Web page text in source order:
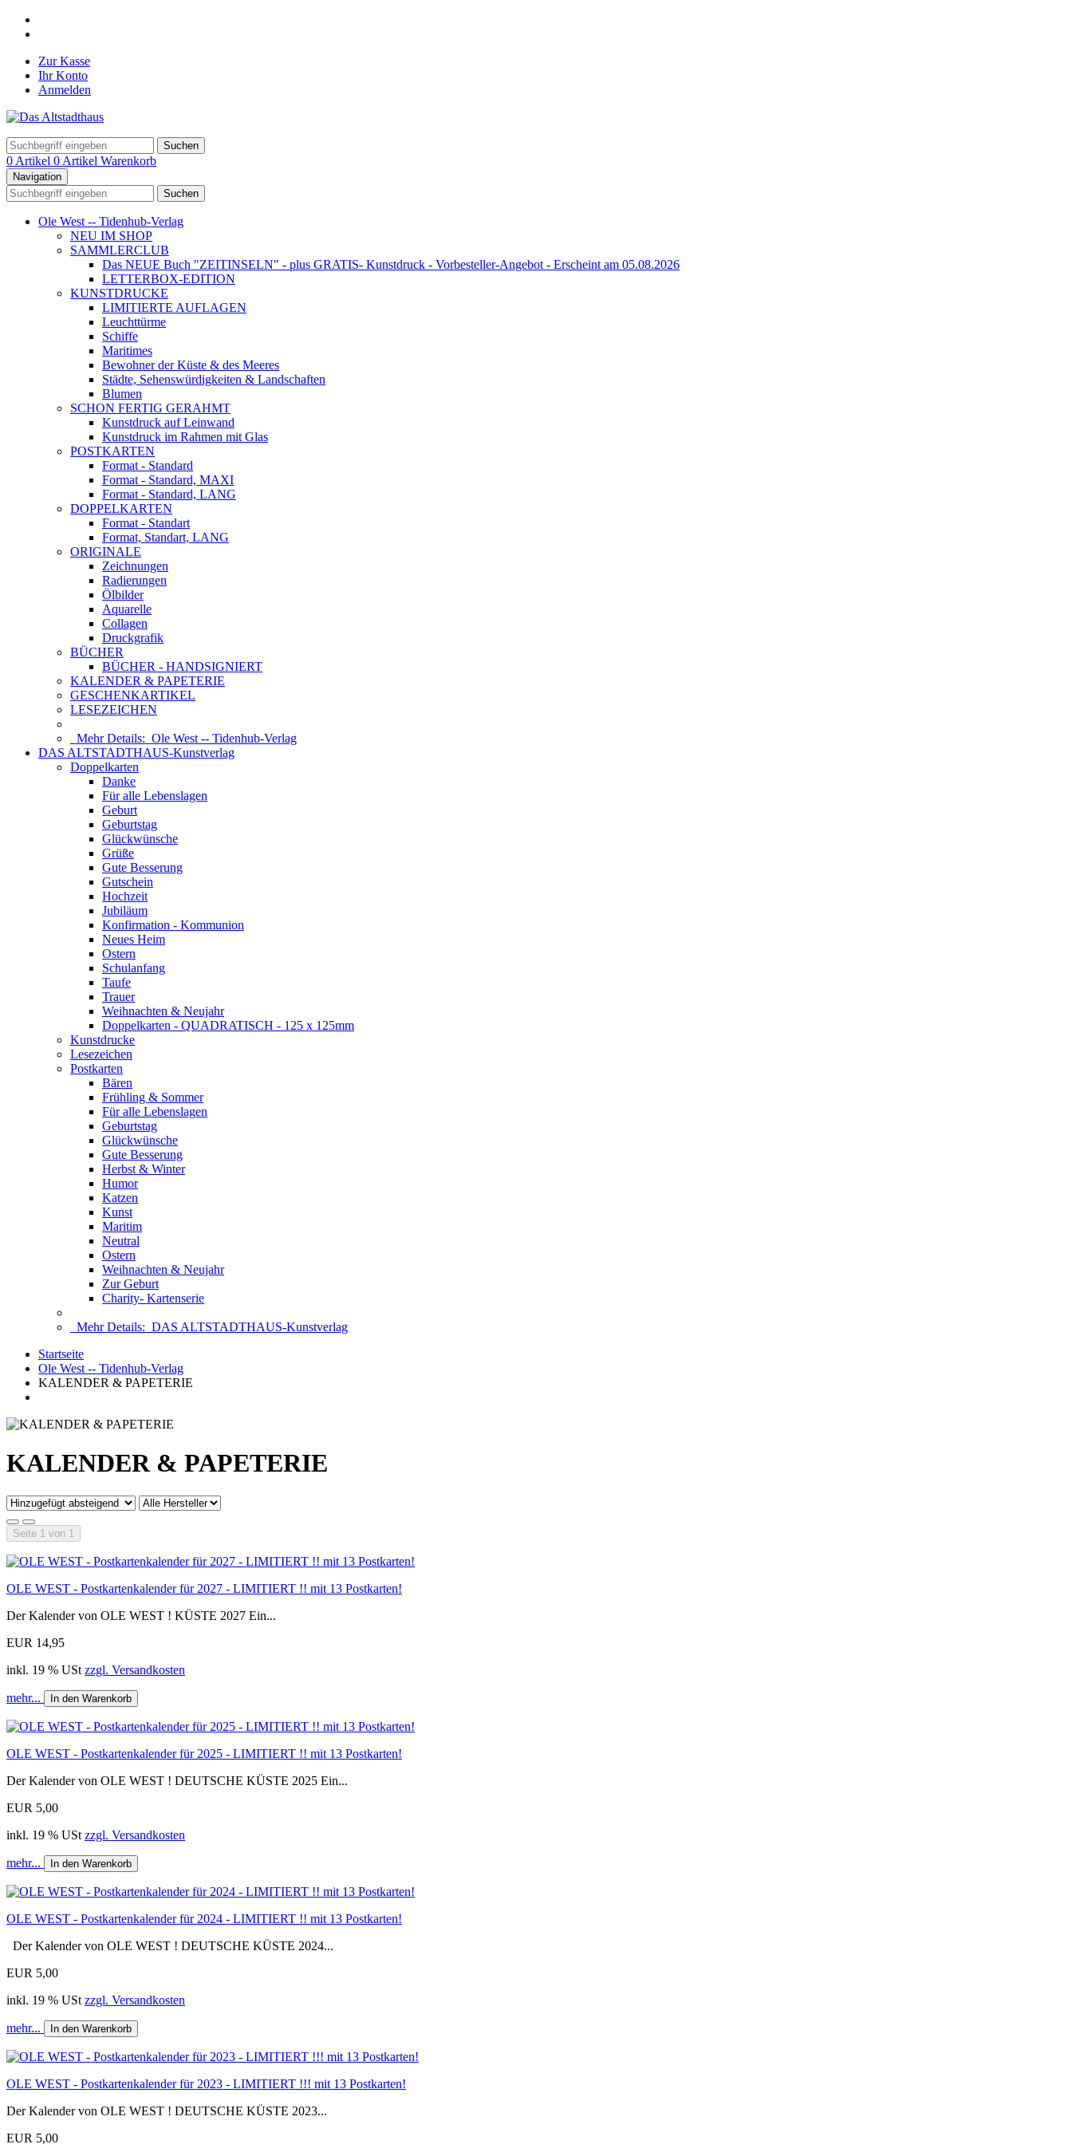
Zur Kasse
Ihr Konto
Anmelden
Suchen
0 Artikel 0 Artikel Warenkorb
Navigation
Suchen
Ole West -- Tidenhub-Verlag
NEU IM SHOP
SAMMLERCLUB
Das NEUE Buch "ZEITINSELN" - plus GRATIS- Kunstdruck - Vorbesteller-Angebot - Erscheint am 05.08.2026
LETTERBOX-EDITION
KUNSTDRUCKE
LIMITIERTE AUFLAGEN
Leuchttürme
Schiffe
Maritimes
Bewohner der Küste & des Meeres
Städte, Sehenswürdigkeiten & Landschaften
Blumen
SCHON FERTIG GERAHMT
Kunstdruck auf Leinwand
Kunstdruck im Rahmen mit Glas
POSTKARTEN
Format - Standard
Format - Standard, MAXI
Format - Standard, LANG
DOPPELKARTEN
Format - Standart
Format, Standart, LANG
ORIGINALE
Zeichnungen
Radierungen
Ölbilder
Aquarelle
Collagen
Druckgrafik
BÜCHER
BÜCHER - HANDSIGNIERT
KALENDER & PAPETERIE
GESCHENKARTIKEL
LESEZEICHEN
Mehr Details: Ole West -- Tidenhub-Verlag
DAS ALTSTADTHAUS-Kunstverlag
Doppelkarten
Danke
Für alle Lebenslagen
Geburt
Geburtstag
Glückwünsche
Grüße
Gute Besserung
Gutschein
Hochzeit
Jubiläum
Konfirmation - Kommunion
Neues Heim
Ostern
Schulanfang
Taufe
Trauer
Weihnachten & Neujahr
Doppelkarten - QUADRATISCH - 125 x 125mm
Kunstdrucke
Lesezeichen
Postkarten
Bären
Frühling & Sommer
Für alle Lebenslagen
Geburtstag
Glückwünsche
Gute Besserung
Herbst & Winter
Humor
Katzen
Kunst
Maritim
Neutral
Ostern
Weihnachten & Neujahr
Zur Geburt
Charity- Kartenserie
Mehr Details: DAS ALTSTADTHAUS-Kunstverlag
Startseite
Ole West -- Tidenhub-Verlag
KALENDER & PAPETERIE
KALENDER & PAPETERIE
Seite 1 von 1
OLE WEST - Postkartenkalender für 2027 - LIMITIERT !! mit 13 Postkarten!
Der Kalender von OLE WEST ! KÜSTE 2027 Ein...
EUR 14,95
inkl. 19 % USt zzgl. Versandkosten
mehr... In den Warenkorb
OLE WEST - Postkartenkalender für 2025 - LIMITIERT !! mit 13 Postkarten!
Der Kalender von OLE WEST ! DEUTSCHE KÜSTE 2025 Ein...
EUR 5,00
inkl. 19 % USt zzgl. Versandkosten
mehr... In den Warenkorb
OLE WEST - Postkartenkalender für 2024 - LIMITIERT !! mit 13 Postkarten!
Der Kalender von OLE WEST ! DEUTSCHE KÜSTE 2024...
EUR 5,00
inkl. 19 % USt zzgl. Versandkosten
mehr... In den Warenkorb
OLE WEST - Postkartenkalender für 2023 - LIMITIERT !!! mit 13 Postkarten!
Der Kalender von OLE WEST ! DEUTSCHE KÜSTE 2023...
EUR 5,00